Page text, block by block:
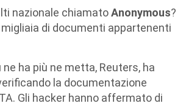
nazionale chiamatoAnonymous?
di documenti appartenenti
ha più ne metta, Reuters, ha
la documentazione
Gli hacker hanno affermato di